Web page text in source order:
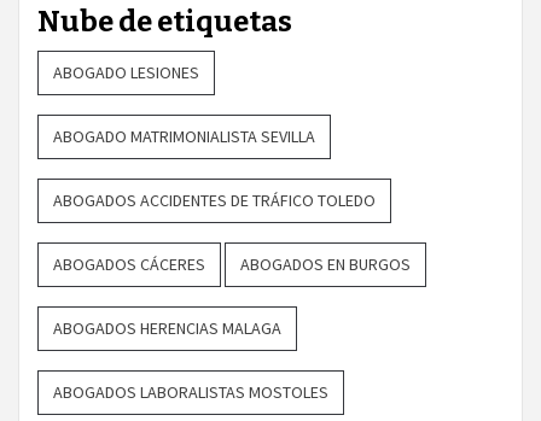
Nube de etiquetas
ABOGADO LESIONES
ABOGADO MATRIMONIALISTA SEVILLA
ABOGADOS ACCIDENTES DE TRÁFICO TOLEDO
ABOGADOS CÁCERES ABOGADOS EN BURGOS
ABOGADOS HERENCIAS MALAGA
ABOGADOS LABORALISTAS MOSTOLES